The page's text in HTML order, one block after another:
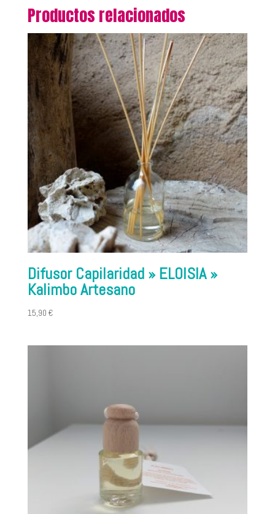
Productos relacionados
Difusor Capilaridad » ELOISIA »
Kalimbo Artesano
15,90 €